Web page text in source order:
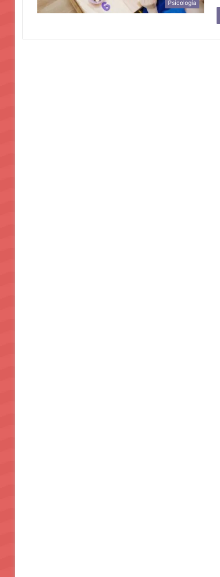
Psicología